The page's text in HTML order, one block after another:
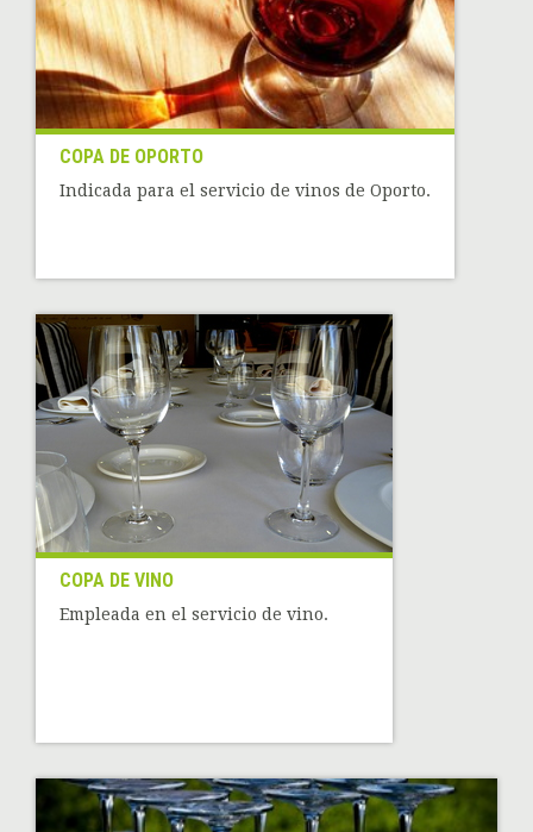
COPA DE OPORTO
Indicada para el servicio de vinos de Oporto.
COPA DE VINO
Empleada en el servicio de vino.